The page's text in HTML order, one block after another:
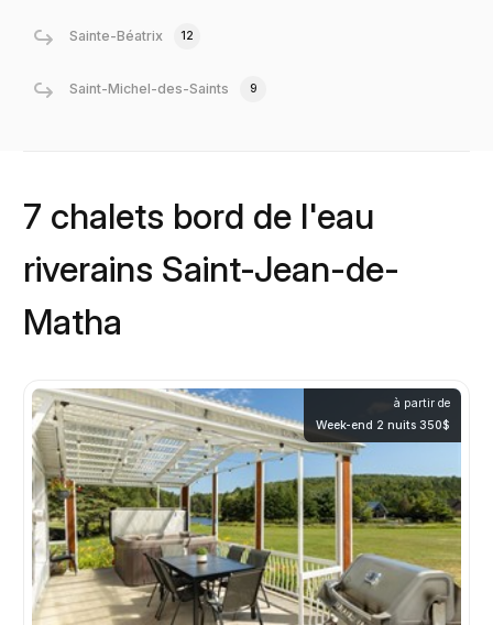
Sainte-Béatrix 12
Saint-Michel-des-Saints 9
7 chalets bord de l'eau
riverains Saint-Jean-de-
Matha
à partir de
Week-end 2 nuits 350$